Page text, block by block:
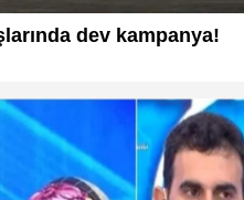
dev kampanya!